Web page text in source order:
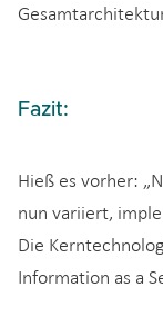
Fazit:
Hieß es vorher:
nun variiert,
Die
Information as a